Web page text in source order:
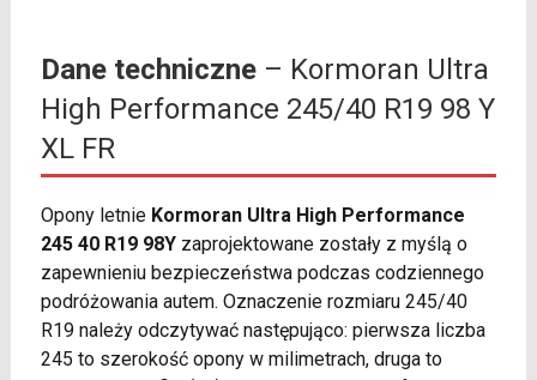
Dane techniczne– Kormoran Ultra
High Performance 245/40 R19 98 Y
XL FR
Opony letnie Kormoran Ultra High Performance
245 40 R19 98Yzaprojektowane zostały z myślą o
zapewnieniu bezpieczeństwa podczas codziennego
podróżowania autem. Oznaczenie rozmiaru 245/40
R19 należy odczytywać następująco: pierwsza liczba
245 to szerokość opony w milimetrach, druga to